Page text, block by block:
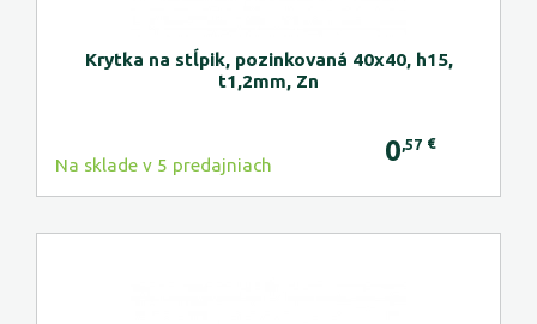
Krytka na stĺpik, pozinkovaná 40x40, h15,
t1,2mm, Zn
Na sklade v 5 predajniach 0 ,57 €